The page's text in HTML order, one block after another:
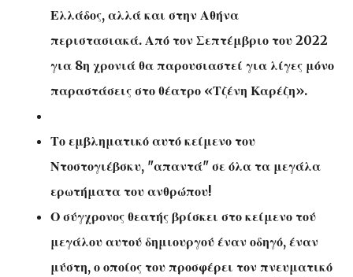
Ελλάδος, αλλά και στην Αθήνα
περιστασιακά. Από τον Σεπτέμβριο του 2022
για 8η χρονιά θα παρουσιαστεί για λίγες μόνο
παραστάσεις στο θέατρο «Τζένη Καρέζη».
Το εμβληματικό αυτό κείμενο του
Ντοστογιέβσκυ, "απαντά" σε όλα τα μεγάλα
ερωτήματα του ανθρώπου!
Ο σύγχρονος θεατής βρίσκει στο κείμενο τού
μεγάλου αυτού δημιουργού έναν οδηγό, έναν
μύστη, ο οποίος του προσφέρει τον πνευματικό